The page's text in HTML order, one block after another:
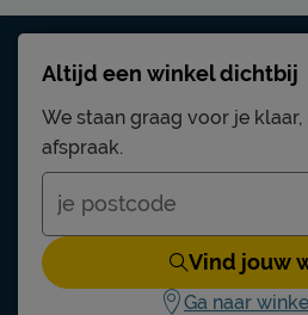
Altijd een winkel dichtbij
We staan graag voor je
afspraak.
Vind jouw
Ga naar